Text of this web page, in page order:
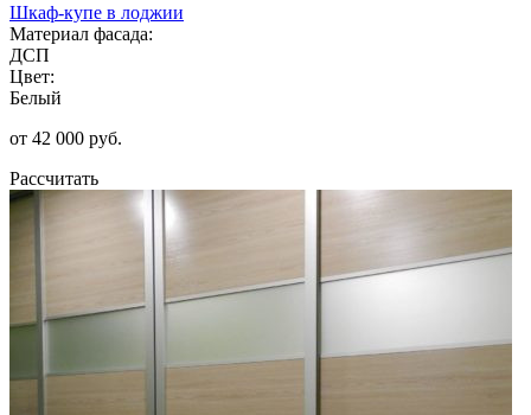
Шкаф-купе в лоджии
Материал фасада:
ДСП
Цвет:
Белый
от 42 000 руб.
Рассчитать